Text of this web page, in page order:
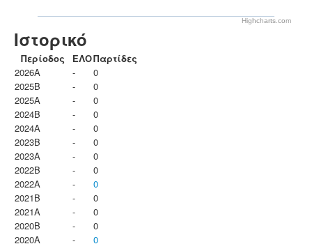
Highcharts.com
Ιστορικό
Περίοδος ΕΛΟΠαρτίδες
2026A
-
0
2025B
-
0
2025A
-
0
2024B
-
0
2024A
-
0
2023B
-
0
2023Α
-
0
2022B
-
0
2022A
-
0
2021B
-
0
2021A
-
0
2020B
-
0
2020A
- 0